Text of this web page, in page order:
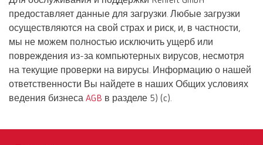
предоставляет данные для загрузки. Любые загрузки
осуществляются на свой страх и риск, и, в частности,
мы не можем полностью исключить ущерб или
повреждения из-за компьютерных вирусов, несмотря
на текущие проверки на вирусы. Информацию о нашей
ответственности Вы найдете в наших Общих условиях
ведения бизнеса AGB в разделе 5) (c).